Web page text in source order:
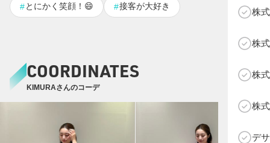
株
株
株
株
デ
#とにかく笑顔！😄 #接客が大好き
COORDINATES
KIMURAさんのコーデ